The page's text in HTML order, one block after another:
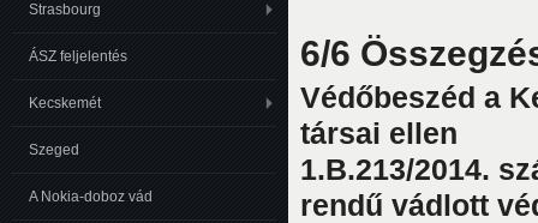
6/6
Védőbeszéd a
társai ellen
1.B.213/2014.
rendű vádlott
Strasbourg
ÁSZ feljelentés
Kecskemét
Szeged
A Nokia-doboz vád